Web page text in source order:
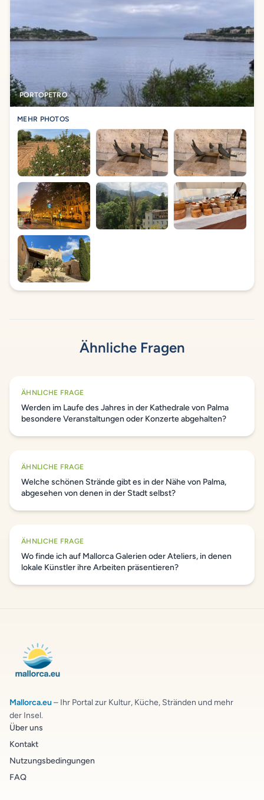
PORTOPETRO
MEHR PHOTOS
Ähnliche Fragen
ÄHNLICHE FRAGE
Werden im Laufe des Jahres in der Kathedrale von Palma
besondere Veranstaltungen oder Konzerte abgehalten?
ÄHNLICHE FRAGE
Welche schönen Strände gibt es in der Nähe von Palma,
abgesehen von denen in der Stadt selbst?
ÄHNLICHE FRAGE
Wo finde ich auf Mallorca Galerien oder Ateliers, in denen
lokale Künstler ihre Arbeiten präsentieren?
Mallorca.eu – Ihr Portal zur Kultur, Küche, Stränden und mehr
der Insel.
Über uns
Kontakt
Nutzungsbedingungen
FAQ